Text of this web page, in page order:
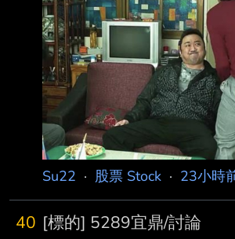
428 發布時間：2026/08/07
原文內容： 日本憑藉在半導體
料領域的絕對壟斷地位，成為
不可或 缺的「咽喉要道」。專
國頻繁的軍事威懾與網路攻擊
光 阻劑、高純度氟化氫以及氟
可替代的先進材料，全球市佔
Su22 · 股票 Stock · 23小時
40 [標的] 5289宜鼎/討論